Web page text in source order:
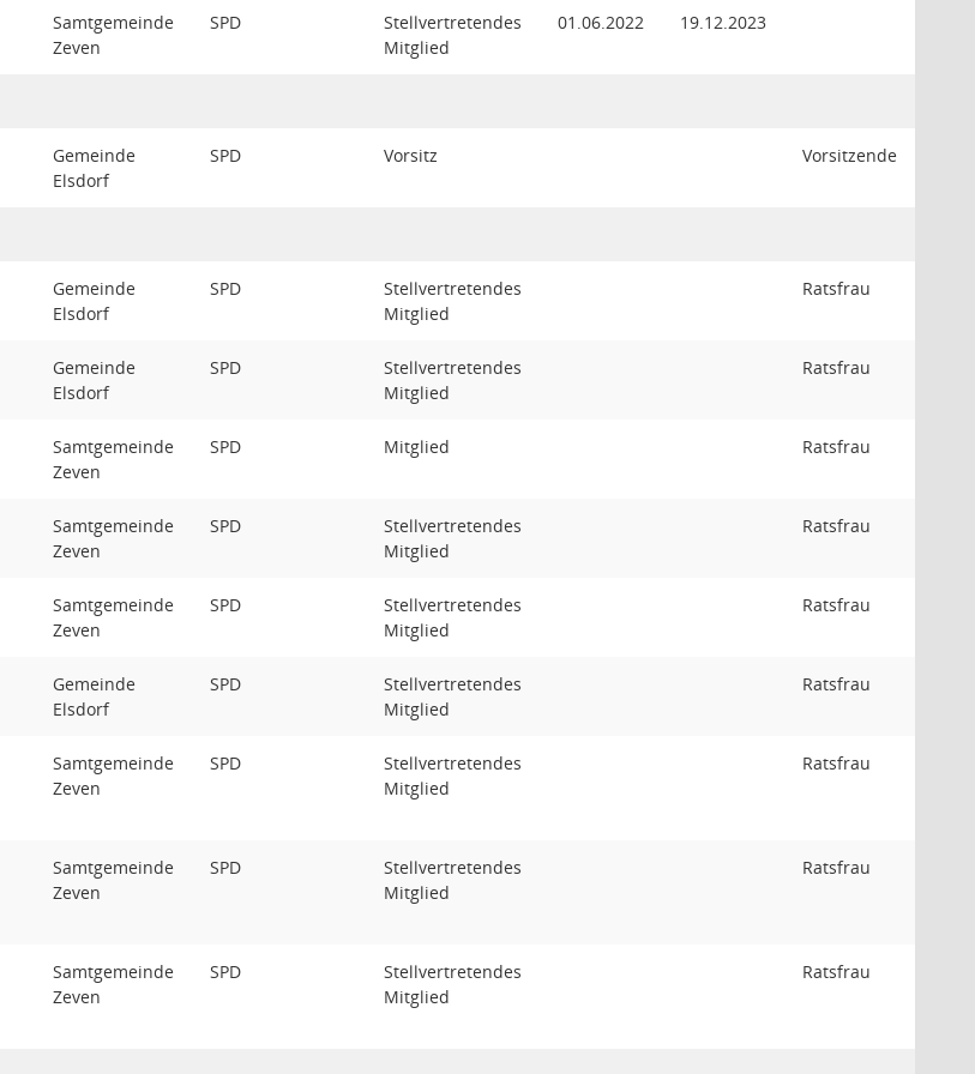
Samtgemeinde
Zeven
SPD
Stellvertretendes
Mitglied
01.06.2022 19.12.2023
Gemeinde
Elsdorf
SPD Vorsitz Vorsitzende
Gemeinde
Elsdorf
SPD
Stellvertretendes
Mitglied
Ratsfrau
Gemeinde
Elsdorf
SPD
Stellvertretendes
Mitglied
Ratsfrau
Samtgemeinde
Zeven
SPD Mitglied Ratsfrau
Samtgemeinde
Zeven
SPD
Stellvertretendes
Mitglied
Ratsfrau
Samtgemeinde
Zeven
SPD
Stellvertretendes
Mitglied
Ratsfrau
Gemeinde
Elsdorf
SPD
Stellvertretendes
Mitglied
Ratsfrau
Samtgemeinde
Zeven
SPD
Stellvertretendes
Mitglied
Ratsfrau
Samtgemeinde
Zeven
SPD
Stellvertretendes
Mitglied
Ratsfrau
Samtgemeinde
Zeven
SPD
Stellvertretendes
Mitglied
Ratsfrau